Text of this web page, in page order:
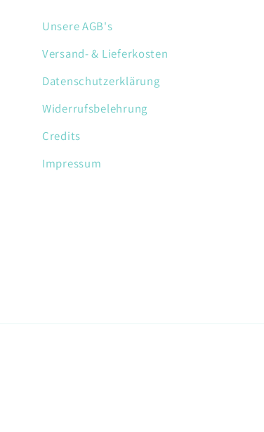
Unsere AGB's
Versand- & Lieferkosten
Datenschutzerklärung
Widerrufsbelehrung
Credits
Impressum